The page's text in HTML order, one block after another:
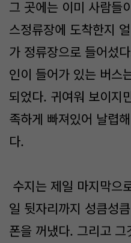
그 곳에는 이미 사람들
스정류장에 도착한지
가 정류장으로 들어섰
인이 들어가 있는 버스
되었다. 귀여워 보이지
족하게 빠져있어 날렵
다.
수지는 제일 마지막으
일 뒷자리까지 성큼성
폰을 꺼냈다. 그리고